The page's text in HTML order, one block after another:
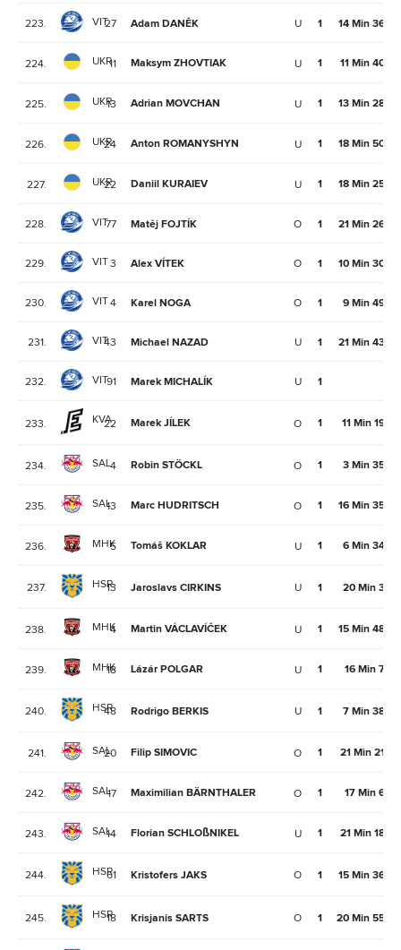
223. VIT27 Adam DANĚK U 1 14 Min
224. UKR11 Maksym ZHOVTIAK U 1 11 Min
225. UKR13 Adrian MOVCHAN U 1 13 Min
226. UKR24 Anton ROMANYSHYN U 1 18 Min
227. UKR22 Daniil KURAIEV U 1 18 Min
228. VIT77 Matěj FOJTÍK O 1 21 Min
229. VIT3 Alex VÍTEK O 1 10 Min
230. VIT4 Karel NOGA O 1 9 Min
231. VIT43 Michael NAZAD U 1 21 Min
232. VIT91 Marek MICHALÍK U 1
233. KVA22 Marek JÍLEK O 1 11 Min
234. SAL4 Robin STÖCKL O 1 3 Min
235. SAL13 Marc HUDRITSCH O 1 16 Min
236. MHK
5 Tomáš KOKLAR U 1 6 Min
237. HSR13 Jaroslavs CIRKINS U 1 20 Min
238. MHK
4 Martin VÁCLAVÍČEK U 1 15 Min
239. MHK
18 Lázár POLGAR U 1 16 Min
240. HSR
48 Rodrigo BERKIS U 1 7 Min
241. SAL20 Filip SIMOVIC O 1 21 Min
242. SAL17 Maximilian BÄRNTHALER O 1 17 Min
243. SAL14 Florian SCHLOßNIKEL U 1 21 Min
244. HSR61 Kristofers JAKS O 1 15 Min
245. HSR18 Krisjanis SARTS O 1 20 Min